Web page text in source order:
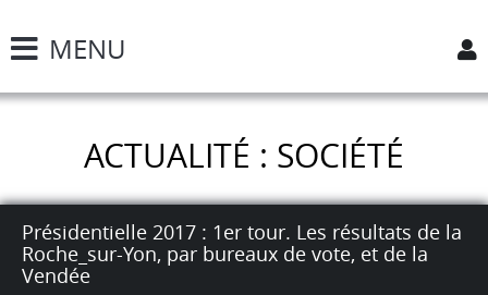
MENU
ACTUALITÉ : SOCIÉTÉ
Présidentielle 2017 : 1er tour. Les résultats de la
Roche_sur-Yon, par bureaux de vote, et de la
Vendée